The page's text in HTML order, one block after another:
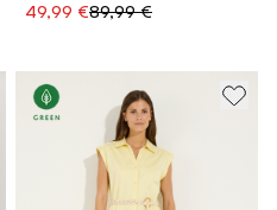
49,99 €89,99 €